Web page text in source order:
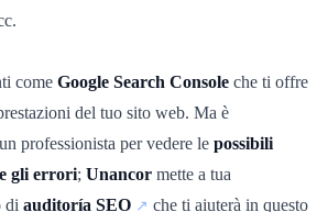
come Google Search Console che ti offre
del tuo sito web. Ma è
professionista per vedere le possibili
gli errori; Unancor mette a tua
di auditoría SEO
che ti aiuterà in questo